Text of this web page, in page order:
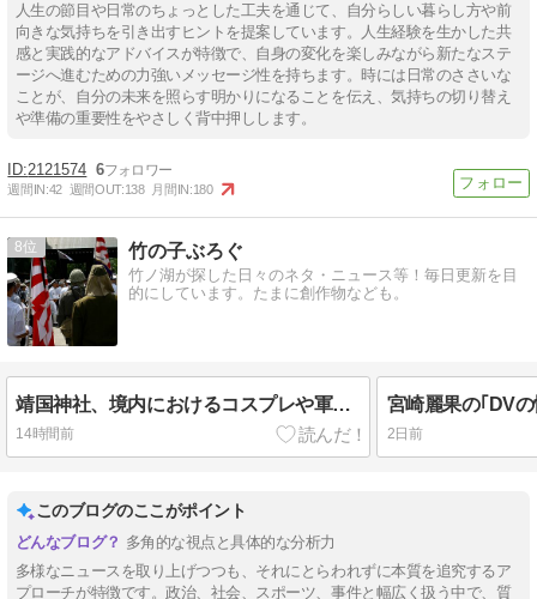
人生の節目や日常のちょっとした工夫を通じて、自分らしい暮らし方や前
向きな気持ちを引き出すヒントを提案しています。人生経験を生かした共
感と実践的なアドバイスが特徴で、自身の変化を楽しみながら新たなステ
ージへ進むための力強いメッセージ性を持ちます。時には⽇常のささいな
ことが、自分の未来を照らす明かりになることを伝え、気持ちの切り替え
や準備の重要性をやさしく背中押しします。
2121574 6
週間IN:42 週間OUT:138 月間IN:180
8 竹の子ぶろぐ
竹ノ湖が探した日々のネタ・ニュース等！毎日更新を目
的にしています。たまに創作物なども。
靖国神社、境内におけるコスプレや軍装の禁止を発表
14時間前 2日前
このブログのここがポイント
多角的な視点と具体的な分析力
多様なニュースを取り上げつつも、それにとらわれずに本質を追究するア
プローチが特徴です。政治、社会、スポーツ、事件と幅広く扱う中で、質